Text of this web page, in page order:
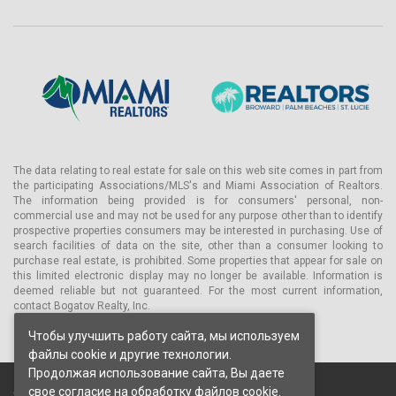
пространства.
Оснащение
натурального камня, встроенная бытовая техника
премиум-класса.
Ванные комнаты: просторные мастер-ванны с
отдельными душевыми и ваннами, дизайнерская
сантехника, двойные раковины в главных спальнях.
Смарт-решения: система климат-контроля, современное
освещение, оптоволоконный интернет.
Все резиденции оборудованы прачечной зоной со
Примеры типовых планировок
В проекте предусмотрен широкий выбор планировок — от 1 до
4 спален, включая пентхаусы:
The data relating to real estate for sale on this web site comes in part from
the participating Associations/MLS's and Miami Association of Realtors.
The information being provided is for consumers' personal, non-
commercial use and may not be used for any purpose other than to identify
prospective properties consumers may be interested in purchasing. Use of
search facilities of data on the site, other than a consumer looking to
purchase real estate, is prohibited. Some properties that appear for sale on
this limited electronic display may no longer be available. Information is
deemed reliable but not guaranteed. For the most current information,
contact Bogatov Realty, Inc.
Чтобы улучшить работу сайта, мы используем
файлы cookie и другие технологии.
Продолжая использование сайта, Вы даете
свое согласие на обработку файлов cookie.
© 2026 Bogatov Realty Inc. Все права защищены.